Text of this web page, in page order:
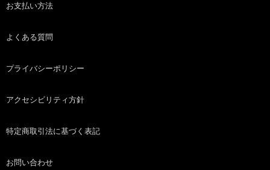
お支払い方法
よくある質問
プライバシーポリシー
アクセシビリティ方針
特定商取引法に基づく表記
お問い合わせ